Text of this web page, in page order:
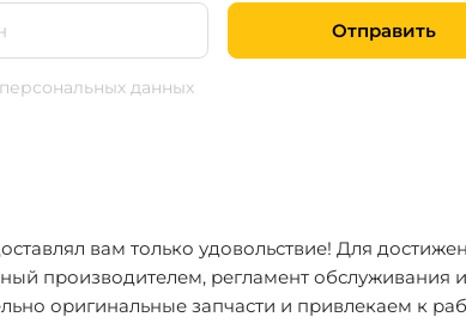
Отправить
данных
вам только удовольствие! Для
производителем, регламент обслуживания и
оригинальные запчасти и привлекаем к